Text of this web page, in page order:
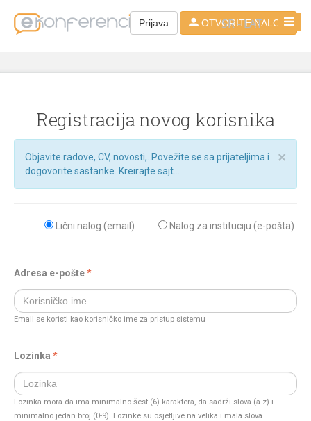
Prijava OTVORITE NALOG
SR - LAT
Registracija novog korisnika
×
Objavite radove, CV, novosti,..Povežite se sa prijateljima i
dogovorite sastanke. Kreirajte sajt...
Lični nalog (email) Nalog za instituciju (e-pošta)
Adresa e-pošte
Email se koristi kao korisničko ime za pristup sistemu
Lozinka
Lozinka mora da ima minimalno šest (6) karaktera, da sadrži slova (a-z) i
minimalno jedan broj (0-9). Lozinke su osjetljive na velika i mala slova.